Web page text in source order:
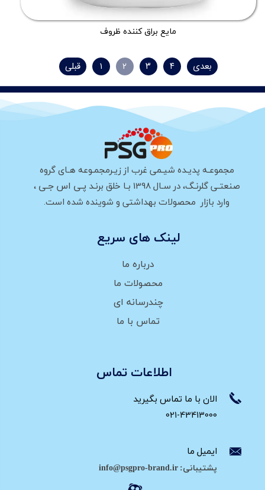
مایع براق کننده ظروف
قبلی ۱ ۲ ۳ ۴ بعدی
مجموعـه پدیـده شیـمی غرب از زیـرمجمـوعه هـای گروه
صنعتـی گلرنـگ، در سـال 1398 بـا خلق برنـد
پـی اس جـی،
وارد بازار محصولات بهداشتی و شوینده شده است.
درباره ما
محصولات ما
چندرسانه ای
تماس با ما
لینک های سریع
اطلاعات تماس
الان با ما تماس بگیرید
ایمیل ما
021-43413000
پشتیبانی: info@psgpro-brand.ir